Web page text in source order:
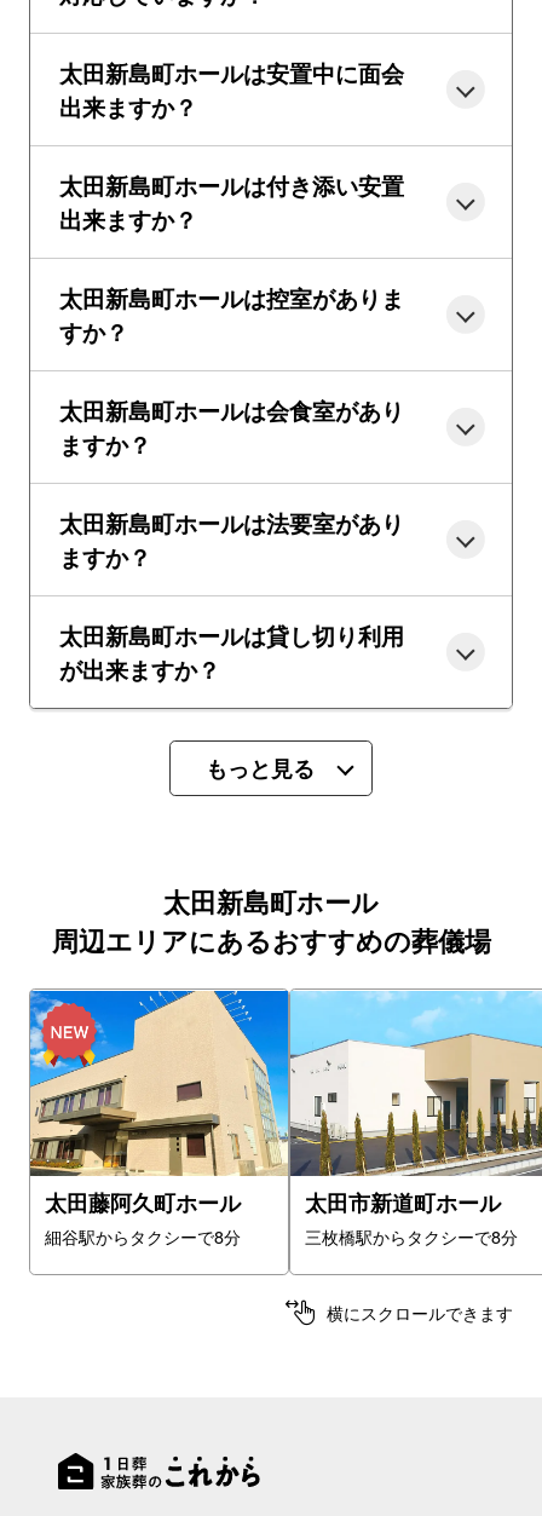
太田新島町ホールは安置中に面会
出来ますか？
太田新島町ホールは付き添い安置
出来ますか？
太田新島町ホールは控室がありま
すか？
太田新島町ホールは会食室があり
ますか？
太田新島町ホールは法要室があり
ますか？
太田新島町ホールは貸し切り利用
が出来ますか？
もっと見る
太田新島町ホール
周辺エリアにあるおすすめの葬儀場
太田藤阿久町ホール
細谷駅からタクシーで8分
太田市新道町ホール
三枚橋駅からタクシーで8分
横にスクロールできます